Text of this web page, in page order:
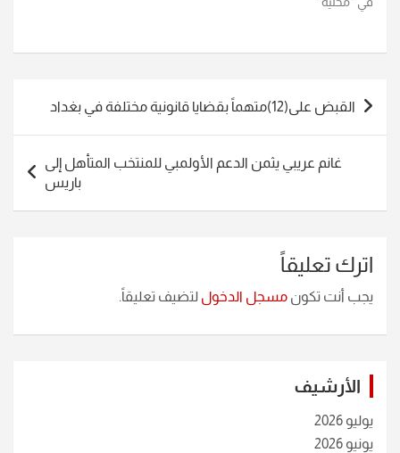
تصفّح
المقالات
القبض على(12)متهماً بقضايا قانونية مختلفة في بغداد
غانم عريبي يثمن الدعم الأولمبي للمنتخب المتأهل إلى
باريس
اترك تعليقاً
يجب أنت تكون مسجل الدخول لتضيف تعليقاً.
الأرشيف
يوليو 2026
يونيو 2026